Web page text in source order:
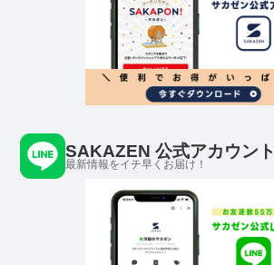
SAKAZEN 公式アカウント
最新情報をイチ早くお届け！